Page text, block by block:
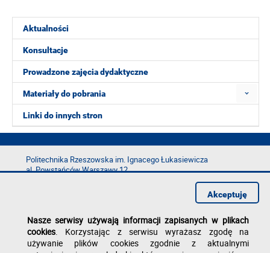
Aktualności
Konsultacje
Prowadzone zajęcia dydaktyczne
Materiały do pobrania
Linki do innych stron
Politechnika Rzeszowska im. Ignacego Łukasiewicza
al. Powstańców Warszawy 12
e-mail:kancelaria@prz.edu.pl
Deklaracja dostępności
Polityka prywatności
Nasze serwisy używają informacji zapisanych w plikach
cookies. Korzystając z serwisu wyrażasz zgodę na
używanie plików cookies zgodnie z aktualnymi
Akceptuję